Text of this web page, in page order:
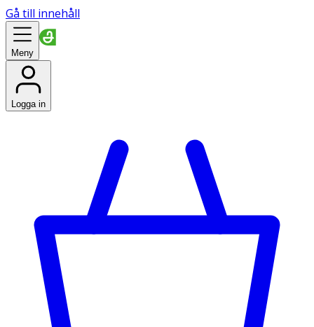
Gå till innehåll
Meny
Logga in